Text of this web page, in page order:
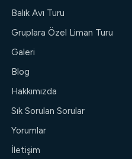
Balık Avı Turu
Gruplara Özel Liman Turu
Galeri
Blog
Hakkımızda
Sık Sorulan Sorular
Yorumlar
İletişim